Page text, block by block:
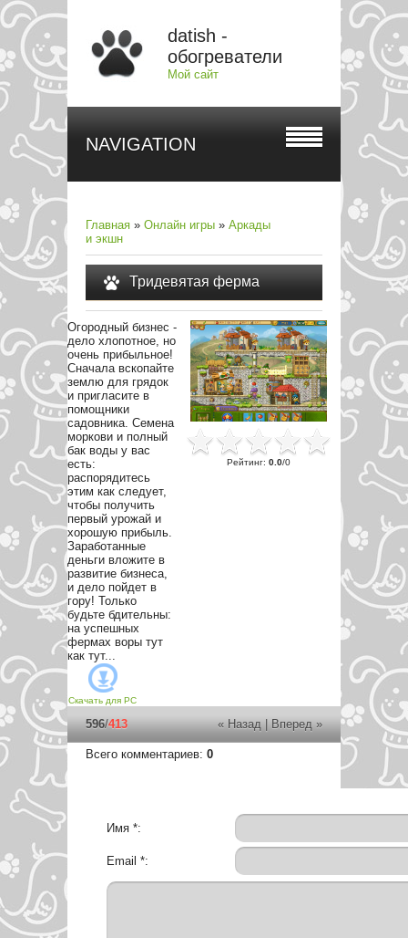
datish -
обогреватели
Мой сайт
NAVIGATION
Главная » Онлайн игры » Аркады
и экшн
Тридевятая ферма
Огородный бизнес -
дело хлопотное, но
очень прибыльное!
Сначала вскопайте
землю для грядок
и пригласите в
помощники
садовника. Семена
моркови и полный
бак воды у вас
есть:
распорядитесь
этим как следует,
чтобы получить
первый урожай и
хорошую прибыль.
Заработанные
деньги вложите в
развитие бизнеса,
и дело пойдет в
гору! Только
будьте бдительны:
на успешных
фермах воры тут
как тут...
Скачать для PC
Рейтинг: 0.0/0
« Назад|Вперед »
596/413
Всего комментариев: 0
Имя *:
Email *: